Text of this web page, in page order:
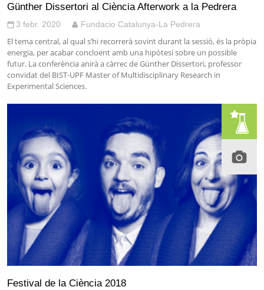
Günther Dissertori al Ciència Afterwork a la Pedrera
3 febr. 2020 Fundacio Catalunya-La Pedrera
El tema central, al qual s’hi recorrerà sovint durant la sessió, és la pròpia
energia, per acabar concloent amb una hipòtesi sobre un possible
futur. La conferència anirà a càrrec de Günther Dissertori, professor
convidat del BIST-UPF Master of Multidisciplinary Research in
Experimental Sciences.
Festival de la Ciència 2018